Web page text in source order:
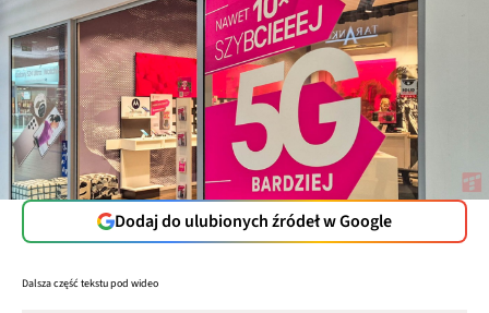
Dodaj do ulubionych źródeł w Google
Dalsza część tekstu pod wideo